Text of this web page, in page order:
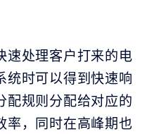
速处理客户打来的电
统时可以得到快速响
配规则分配给对应的
率，同时在高峰期也